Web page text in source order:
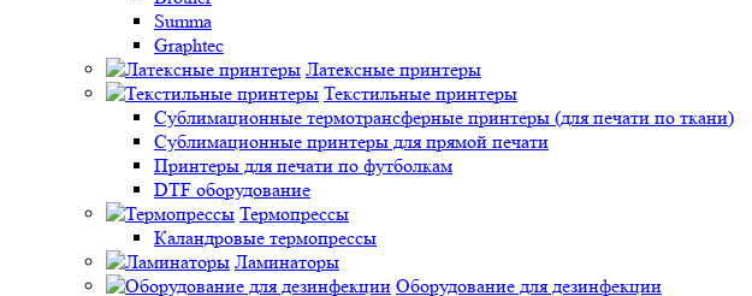
Summa
Graphtec
Латексные принтеры
Текстильные принтеры
Сублимационные термотрансферные принтеры (для печати по ткани)
Сублимационные принтеры для прямой печати
Принтеры для печати по футболкам
DTF оборудование
Термопрессы
Каландровые термопрессы
Ламинаторы
Оборудование для дезинфекции